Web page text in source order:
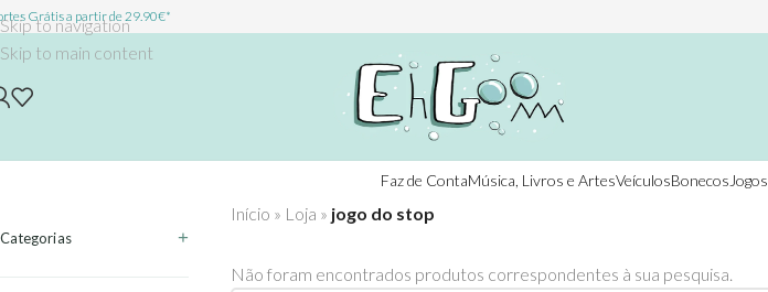
Skip to navigation
Skip to main content
Grátis a partir de 29.90€*
Faz de ContaMúsica, Livros e ArtesVeículosBonecos Jogos
Categorias
Início » Loja » jogo do stop
Não foram encontrados produtos correspondentes à sua pesquisa.